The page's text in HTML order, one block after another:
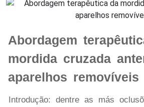
Abordagem
mordida cruzada
aparelhos removíveis
Introdução: dentre as más